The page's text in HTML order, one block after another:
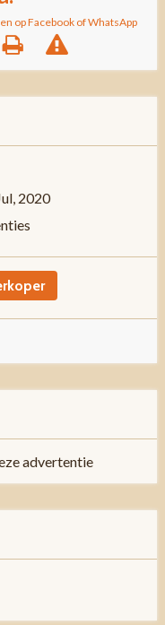
op Facebook of WhatsApp
2020
advertentie